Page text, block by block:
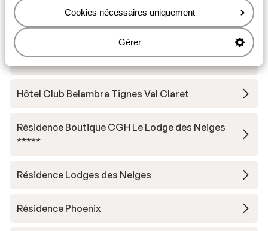
Cookies nécessaires uniquement
Gérer
Résidence CGH Le Jhana
Résidence Le Bec Rouge
Hôtel Club Belambra Tignes Val Claret
Résidence Boutique CGH Le Lodge des Neiges
*****
Résidence Lodges des Neiges
Résidence Phoenix